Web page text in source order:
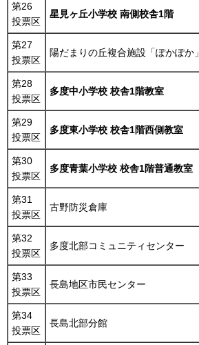
第26
投票区
星見ヶ丘小学校 南側校舎1階
第27
投票区
陽だまりの丘複合施設「ぽかぽか」
第28
投票区
多度中小学校 校舎1階教室
第29
投票区
多度東小学校 校舎1階西側教室
第30
投票区
多度青葉小学校 校舎1階普通教室
第31
投票区
古野防災倉庫
第32
投票区
多度北部コミュニティセンター
第33
投票区
長島地区市民センター
第34
投票区
長島北部分館